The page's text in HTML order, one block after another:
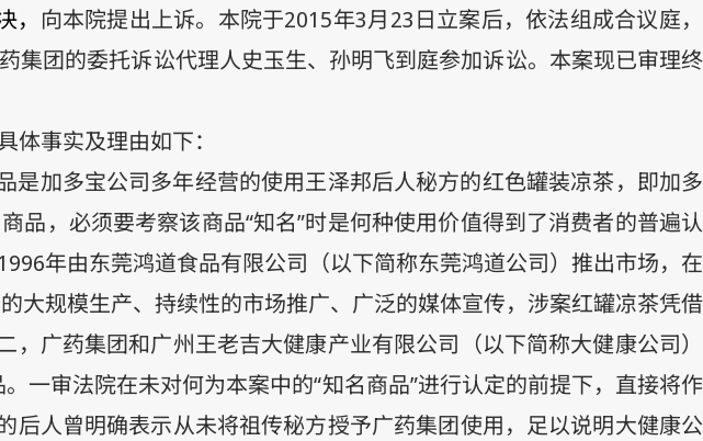
， 向本院提出上诉。本院于2015年3月23日立案后，依法组成合议庭，
集团的委托诉讼代理人史玉生、孙明飞到庭参加诉讼。本案现已审理终
事实及理由如下：
是加多宝公司多年经营的使用王泽邦后人秘方的红色罐装凉茶，即加多
，必须要考察该商品“知名”时是何种使用价值得到了消费者的普遍认
1996年由东莞鸿道食品有限公司（以下简称东莞鸿道公司）推出市场，在
大规模生产、持续性的市场推广、广泛的媒体宣传，涉案红罐凉茶凭借
广药集团和广州王老吉大健康产业有限公司（以下简称大健康公司）
一审法院在未对何为本案中的“知名商品”进行认定的前提下，直接将作
后人曾明确表示从未将祖传秘方授予广药集团使用，足以说明大健康公